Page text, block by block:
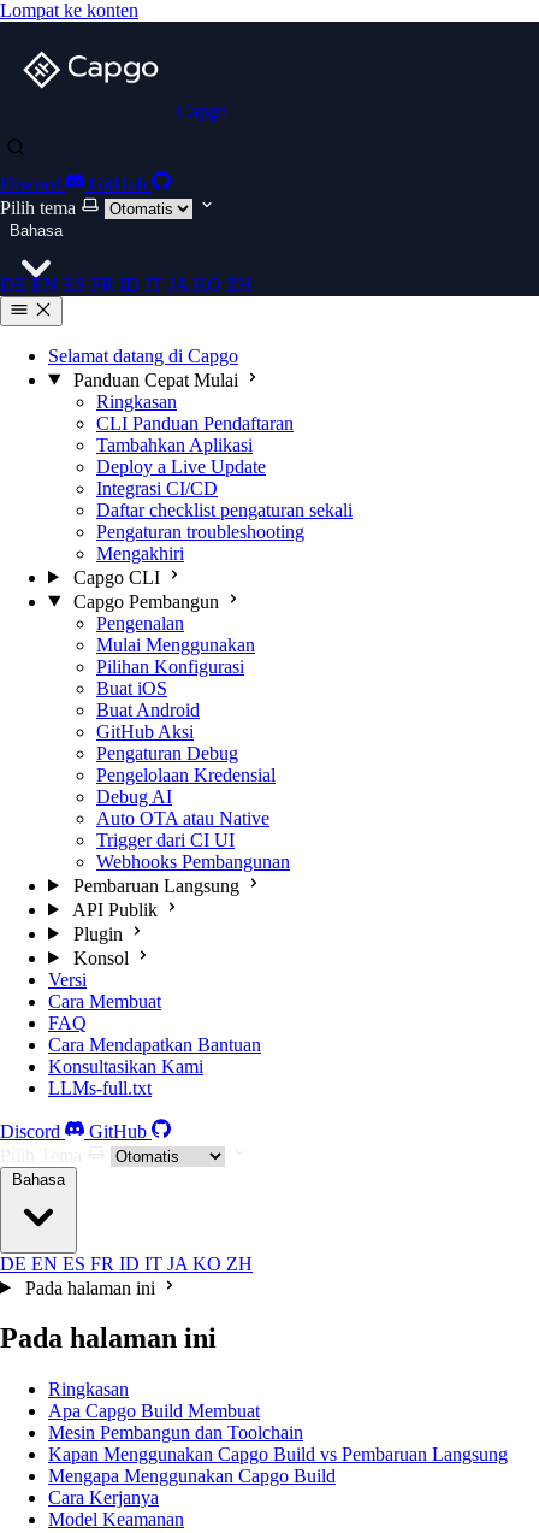
Lompat ke konten
Capgo
Discord
GitHub
Pilih tema
Bahasa
DE EN ES FR ID IT JA KO ZH
Selamat datang di Capgo
Panduan Cepat Mulai
Ringkasan
CLI Panduan Pendaftaran
Tambahkan Aplikasi
Deploy a Live Update
Integrasi CI/CD
Daftar checklist pengaturan sekali
Pengaturan troubleshooting
Mengakhiri
Capgo CLI
Capgo Pembangun
Pengenalan
Mulai Menggunakan
Pilihan Konfigurasi
Buat iOS
Buat Android
GitHub Aksi
Pengaturan Debug
Pengelolaan Kredensial
Debug AI
Auto OTA atau Native
Trigger dari CI UI
Webhooks Pembangunan
Pembaruan Langsung
API Publik
Plugin
Konsol
Versi
Cara Membuat
FAQ
Cara Mendapatkan Bantuan
Konsultasikan Kami
LLMs-full.txt
Discord
GitHub
Bahasa
DE EN ES FR ID IT JA KO ZH
Pada halaman ini
Pada halaman ini
Ringkasan
Apa Capgo Build Membuat
Mesin Pembangun dan Toolchain
Kapan Menggunakan Capgo Build vs Pembaruan Langsung
Mengapa Menggunakan Capgo Build
Cara Kerjanya
Model Keamanan